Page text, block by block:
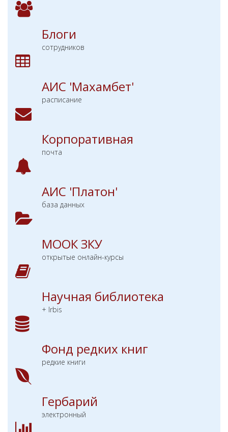
Блоги
сотрудников
АИС 'Махамбет'
расписание
Корпоративная
почта
АИС 'Платон'
база данных
МООК ЗКУ
открытые онлайн-курсы
Научная библиотека
+ Irbis
Фонд редких книг
редкие книги
Гербарий
электронный